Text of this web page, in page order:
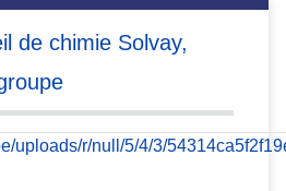
de chimie Solvay,